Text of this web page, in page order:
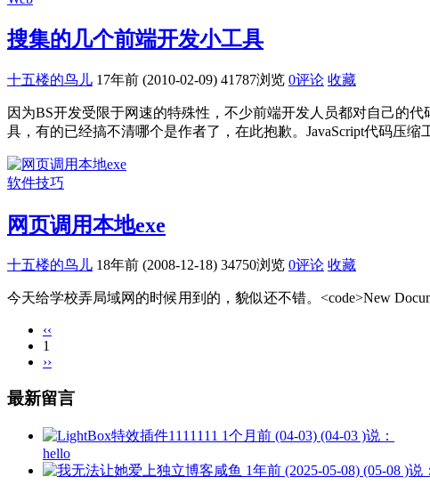
搜集的几个前端开发小工具
十五楼的鸟儿 17年前 (2010-02-09) 41787浏览 0评论 收藏
因为BS开发受限于网速的特殊性，不少前端开发人员都对自己的
具，有的已经搞不清哪个是作者了，在此抱歉。JavaScript代码压缩
软件技巧
网页调用本地exe
十五楼的鸟儿 18年前 (2008-12-18) 34750浏览 0评论 收藏
今天给学校弄局域网的时候用到的，貌似还不错。<code>New
‹‹
1
››
最新留言
1111111 1个月前 (04-03) (04-03 )说：
hello
咸鱼 1年前 (2025-05-08) (05-08 )说：